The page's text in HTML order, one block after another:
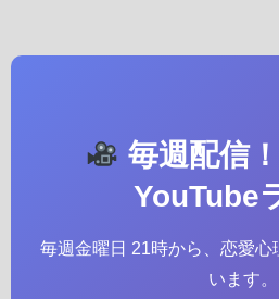
毎週配信
YouTube
毎週金曜日 21時から、恋愛心
います。